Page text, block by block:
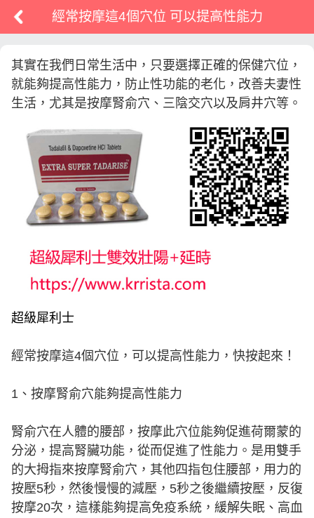
經常按摩這4個穴位 可以提高性能力
其實在我們日常生活中，只要選擇正確的保健穴位，
就能夠提高性能力，防止性功能的老化，改善夫妻性
生活，尤其是按摩腎俞穴、三陰交穴以及肩井穴等。
超級犀利士
經常按摩這4個穴位，可以提高性能力，快按起來！
1、按摩腎俞穴能夠提高性能力
腎俞穴在人體的腰部，按摩此穴位能夠促進荷爾蒙的
分泌，提高腎臟功能，從而促進了性能力。是用雙手
的大拇指來按摩腎俞穴，其他四指包住腰部，用力的
按壓5秒，然後慢慢的減壓，5秒之後繼續按壓，反復
按摩20次，這樣能夠提高免疫系統，緩解失眠、高血